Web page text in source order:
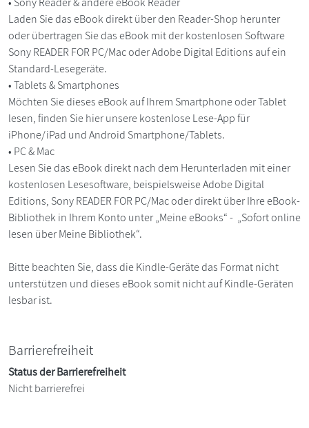
Laden Sie das eBook direkt über den Reader-Shop herunter
oder übertragen Sie das eBook mit der kostenlosen Software
Sony READER FOR PC/Mac oder Adobe Digital Editions auf ein
Standard-Lesegeräte.
• Tablets & Smartphones
Möchten Sie dieses eBook auf Ihrem Smartphone oder Tablet
lesen, finden Sie hier unsere kostenlose Lese-App für
iPhone/iPad und Android Smartphone/Tablets.
• PC & Mac
Lesen Sie das eBook direkt nach dem Herunterladen mit einer
kostenlosen Lesesoftware, beispielsweise Adobe Digital
Editions, Sony READER FOR PC/Mac oder direkt über Ihre eBook-
Bibliothek in Ihrem Konto unter „Meine eBooks“ - „Sofort online
lesen über Meine Bibliothek“.
Bitte beachten Sie, dass die Kindle-Geräte das Format nicht
unterstützen und dieses eBook somit nicht auf Kindle-Geräten
lesbar ist.
Barrierefreiheit
Status der Barrierefreiheit
Nicht barrierefrei